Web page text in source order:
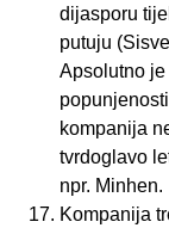
dijasporu
putuju
Apsolutno
kompanija
tvrdoglavo
npr. Minhen.
Kompanija